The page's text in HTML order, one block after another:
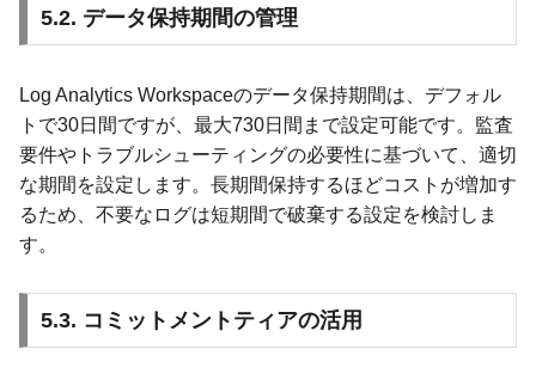
5.2. データ保持期間の管理
Log Analytics Workspaceのデータ保持期間は、デフォル
トで30日間ですが、最大730日間まで設定可能です。監査
要件やトラブルシューティングの必要性に基づいて、適切
な期間を設定します。長期間保持するほどコストが増加す
るため、不要なログは短期間で破棄する設定を検討しま
す。
5.3. コミットメントティアの活用